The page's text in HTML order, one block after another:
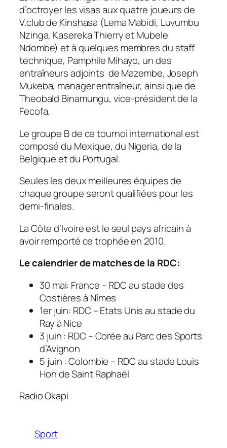
d’octroyer les visas aux quatre joueurs de
V.club de Kinshasa (Lema Mabidi, Luvumbu
Nzinga, Kasereka Thierry et Mubele
Ndombe) et à quelques membres du staff
technique, Pamphile Mihayo, un des
entraîneurs adjoints de Mazembe, Joseph
Mukeba, manager entraîneur, ainsi que de
Theobald Binamungu, vice-président de la
Fecofa.
Le groupe B de ce tournoi international est
composé du Mexique, du Nigeria, de la
Belgique et du Portugal.
Seules les deux meilleures équipes de
chaque groupe seront qualifiées pour les
demi-finales.
La Côte d’Ivoire est le seul pays africain à
avoir remporté ce trophée en 2010.
Le calendrier de matches de la RDC:
30 mai: France – RDC au stade des
Costières à Nîmes
1er juin: RDC – Etats Unis au stade du
Ray à Nice
3 juin : RDC – Corée au Parc des Sports
d’Avignon
5 juin : Colombie – RDC au stade Louis
Hon de Saint Raphaël
Radio Okapi
Sport